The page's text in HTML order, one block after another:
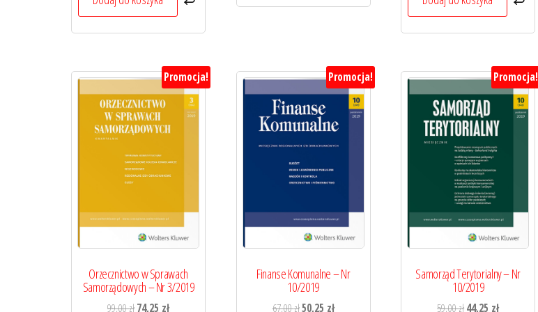
Promocja!
Orzecznictwo w Sprawach
Samorządowych – Nr 3/2019
99,00złPierwotna
74,25 złAktualna
Promocja!
Finanse Komunalne – Nr
10/2019
67,00złPierwotna
50,25 złAktualna
Promocja!
Samorząd Terytorialny – Nr
10/2019
59,00złPierwotna
44,25 złAktualna